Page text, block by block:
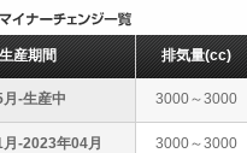
産期間 排気量(cc)
-生産中 3000～3000
-2023年04月 3000～3000